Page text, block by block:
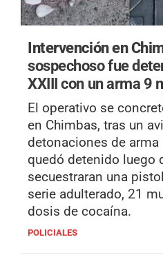
Intervención en
sospechoso fue
XXIII con un arma 9
El operativo se
en Chimbas, tras un
detonaciones de
quedó detenido luego
secuestraran una
serie adulterado, 21
dosis de cocaína.
POLICIALES